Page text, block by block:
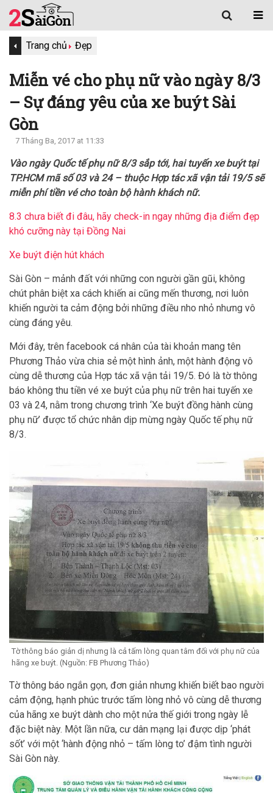
Trang chủ Đẹp
Miễn vé cho phụ nữ vào ngày 8/3
– Sự đáng yêu của xe buýt Sài
Gòn
7 Tháng Ba, 2017 at 11:33
Vào ngày Quốc tế phụ nữ 8/3 sắp tới, hai tuyến xe buýt tại
TP.HCM mã số 03 và 24 – thuộc Hợp tác xã vận tải 19/5 sẽ
miễn phí tiền vé cho toàn bộ hành khách nữ.
8.3 chưa biết đi đâu, hãy check-in ngay những địa điểm đẹp
khó cưỡng này tại Đồng Nai
Xe buýt điện hút khách
Sài Gòn – mảnh đất với những con người gần gũi, không
chút phân biệt xa cách khiến ai cũng mến thương, nơi luôn
khiến người ta cảm động bởi những điều nho nhỏ nhưng vô
cùng đáng yêu.
Mới đây, trên facebook cá nhân của tài khoản mang tên
Phương Thảo vừa chia sẻ một hình ảnh, một hành động vô
cùng dễ thương của Hợp tác xã vận tải 19/5. Đó là tờ thông
báo không thu tiền vé xe buýt của phụ nữ trên hai tuyến xe
03 và 24, nằm trong chương trình ‘Xe buýt đồng hành cùng
phụ nữ’ được tổ chức nhân dịp mừng ngày Quốc tế phụ nữ
8/3.
Tờ thông báo giản dị nhưng là cả tấm lòng quan tâm đối với phụ nữ của
hãng xe buýt. (Nguồn: FB Phương Thảo)
Tờ thông báo ngắn gọn, đơn giản nhưng khiến biết bao người
cảm động, hạnh phúc trước tấm lòng nhỏ vô cùng dễ thương
của hãng xe buýt dành cho một nửa thế giới trong ngày lễ
đặc biệt này. Một lần nữa, cư dân mạng lại được dịp ‘phát
sốt’ với một ‘hành động nhỏ – tấm lòng to’ đậm tình người
Sài Gòn này.